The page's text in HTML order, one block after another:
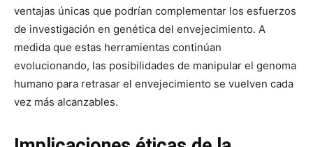
ventajas únicas que podrían complementar los esfuerzos
de investigación en genética del envejecimiento. A
medida que estas herramientas continúan
evolucionando, las posibilidades de manipular el genoma
humano para retrasar el envejecimiento se vuelven cada
vez más alcanzables.